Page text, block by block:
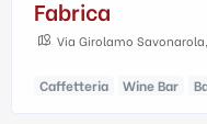
Fabrica
Via Girolamo
Caffetteria Wine Bar